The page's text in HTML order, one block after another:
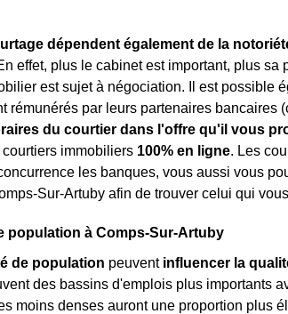
dépendent également de la
effet, plus le cabinet est important, plus sa
est sujet à négociation. Il est possible
rémunérés par leurs partenaires bancaires
du courtier dans l'offre qu'il vous
immobiliers 100% en ligne. Les
les banques, vous aussi vous
Sur-Artuby afin de trouver celui qui
population à Comps-Sur-Artuby
de population peuvent influencer la
des bassins d'emplois plus importants
moins denses auront une proportion plus